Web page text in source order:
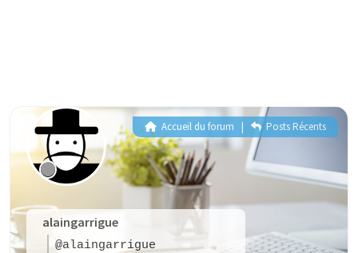
alaingarrigue
@alaingarrigue
Accueil du forum | Posts Récents